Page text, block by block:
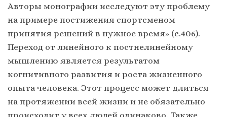
Авторы монографии исследуют эту проблему
на примере постижения спортсменом
принятия решений в нужное время» (с.406).
Переход от линейного к постнелинейному
мышлению является результатом
когнитивного развития и роста жизненного
опыта человека. Этот процесс может длиться
на протяжении всей жизни и не обязательно
происходит у всех людей одинаково. Также